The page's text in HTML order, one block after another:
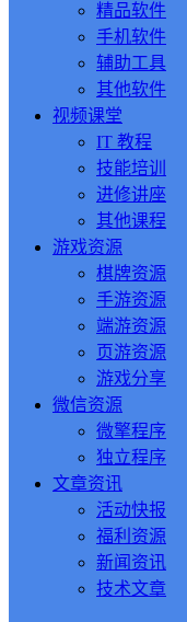
精品软件
手机软件
辅助工具
其他软件
视频课堂
IT 教程
技能培训
进修讲座
其他课程
游戏资源
棋牌资源
手游资源
端游资源
页游资源
游戏分享
微信资源
微擎程序
独立程序
文章资讯
活动快报
福利资源
新闻资讯
技术文章